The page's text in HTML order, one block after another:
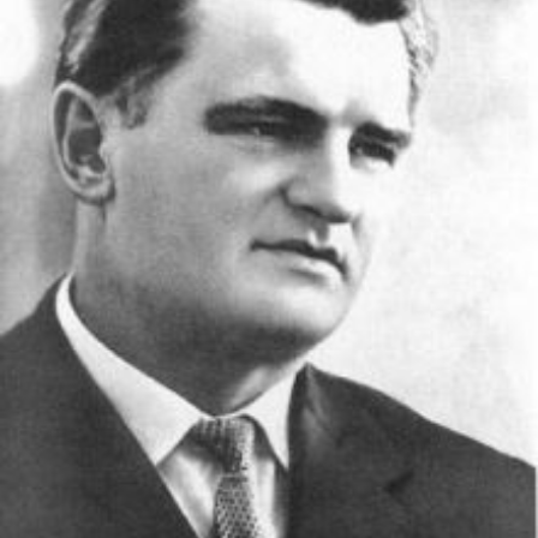
СТРУКТУРА
Президія НАН України
Апарат Президії
Секція фізико-технічних і математичних
Секція хімічних і біологічних наук
Секція суспільних і гуманітарних наук
Установи при Президії
Ради, комітети та комісії
Наукові центри МОН та НАН України
Громадські організації